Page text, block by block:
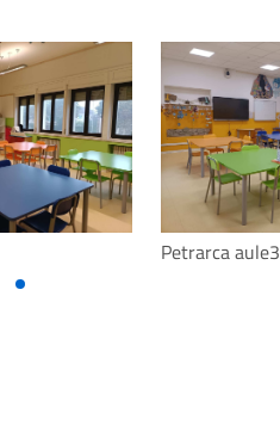
Petrarca aule3